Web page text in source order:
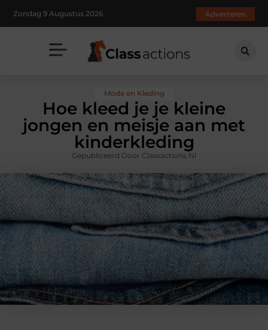
Zondag 9 Augustus 2026 Adverteren
Mode en Kleding
Hoe kleed je je kleine
jongen en meisje aan met
kinderkleding
Gepubliceerd Door Classactions.nl